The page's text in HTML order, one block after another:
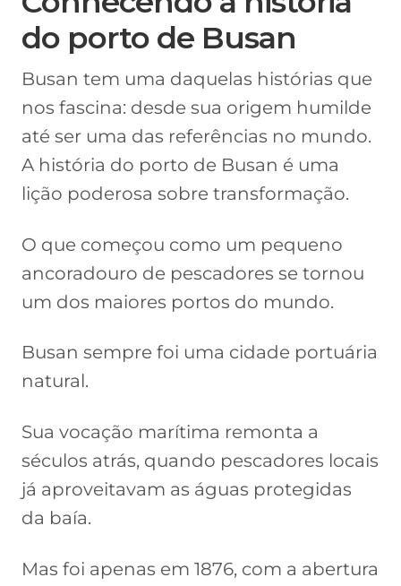
do porto de Busan
Busan tem uma daquelas histórias que
nos fascina: desde sua origem humilde
até ser uma das referências no mundo.
A história do porto de Busan é uma
lição poderosa sobre transformação.
O que começou como um pequeno
ancoradouro de pescadores se tornou
um dos maiores portos do mundo.
Busan sempre foi uma cidade portuária
natural.
Sua vocação marítima remonta a
séculos atrás, quando pescadores locais
já aproveitavam as águas protegidas
da baía.
Mas foi apenas em 1876, com a abertura